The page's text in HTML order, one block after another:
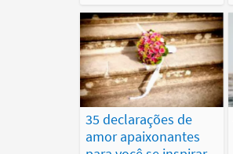
35 declarações de
amor apaixonantes